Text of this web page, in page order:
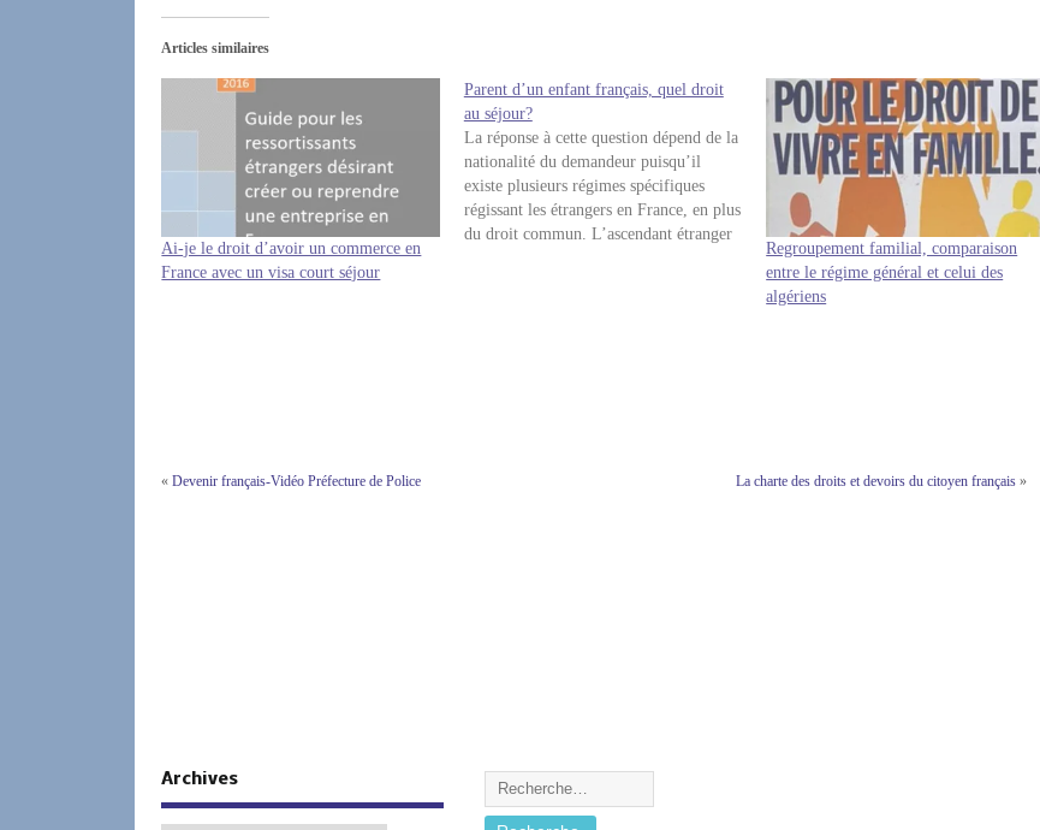
Articles similaires
Ai-je le droit d’avoir un commerce en
France avec un visa court séjour
Parent d’un enfant français, quel droit
au séjour?
La réponse à cette question dépend de la
nationalité du demandeur puisqu’il
existe plusieurs régimes spécifiques
régissant les étrangers en France, en plus
du droit commun. L’ascendant étranger
Regroupement familial, comparaison
entre le régime général et celui des
algériens
«Devenir français-Vidéo Préfecture de Police La charte des droits et devoirs du citoyen français »
Archives